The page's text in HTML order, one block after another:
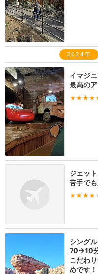
2024年
イマジ
最高のア
ジェッ
苦手でも
★★★★
シング
70→10
こだわ
めです！